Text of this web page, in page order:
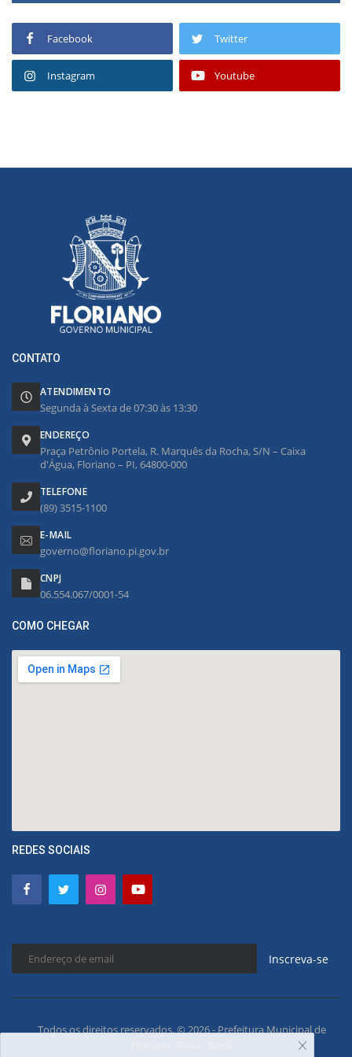
Facebook Twitter
Instagram Youtube
CONTATO
ATENDIMENTO
Segunda à Sexta de 07:30 às 13:30
ENDEREÇO
Praça Petrônio Portela, R. Marquês da Rocha, S/N – Caixa
d'Água, Floriano – PI, 64800-000
TELEFONE
(89) 3515-1100
E-MAIL
governo@floriano.pi.gov.br
CNPJ
06.554.067/0001-54
COMO CHEGAR
REDES SOCIAIS
Inscreva-se
Todos os direitos reservados. © 2026 - Prefeitura Municipal de